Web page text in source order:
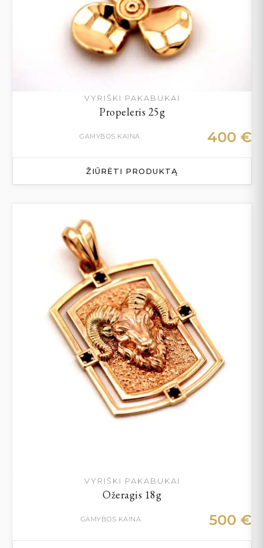
VYRIŠKI PAKABUKAI
Propeleris 25g
GAMYBOS KAINA 400 €
ŽIŪRĖTI PRODUKTĄ
VYRIŠKI PAKABUKAI
Ožeragis 18g
GAMYBOS KAINA 500 €